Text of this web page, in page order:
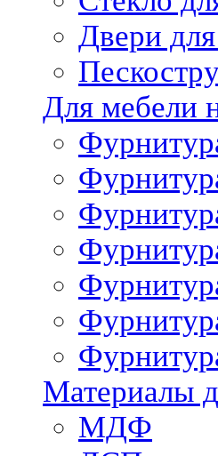
Двери
Для мебели
Материалы
МДФ